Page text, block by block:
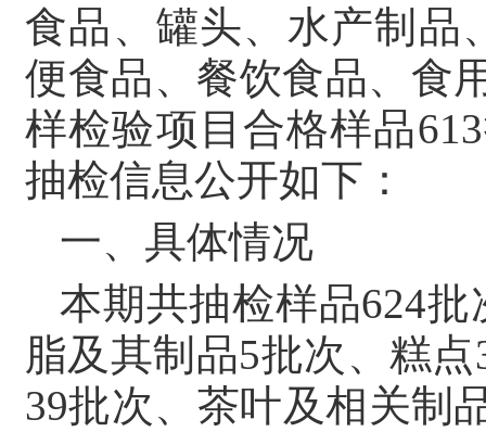
食品、罐头、水产制品
便食品、餐饮食品、食
样检验项目合格样品
抽检信息公开如下：
一、具体情况
本期共抽检样品624
脂及其制品5批次、糕
39批次、茶叶及相关制